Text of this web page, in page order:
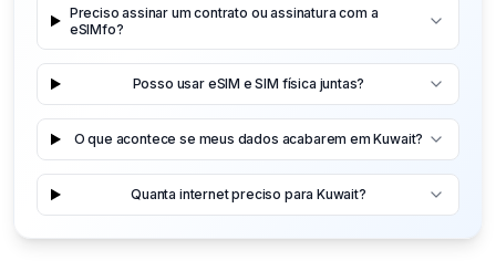
Preciso assinar um contrato ou assinatura com a
eSIMfo?
Posso usar eSIM e SIM física juntas?
O que acontece se meus dados acabarem em Kuwait?
Quanta internet preciso para Kuwait?